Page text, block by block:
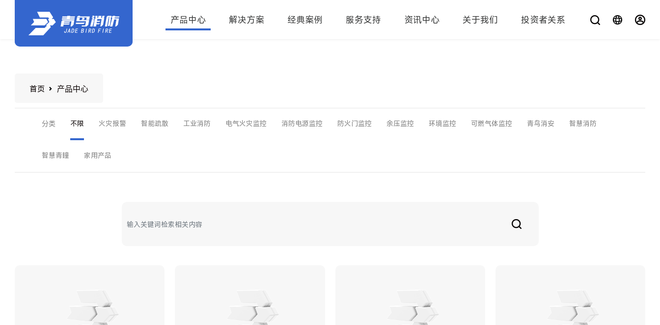
产品中心 解决方案 经典案例 服务支持 资讯中心 关于我们 投资者关系 您在找什么？
首页 产品中心
分类 不限 火灾报警 智能疏散 工业消防 电气火灾监控 消防电源监控 防火门监控 余压监控 环境监控 可燃气体监控 青鸟消安 智慧消防
智慧青瞳 家用产品